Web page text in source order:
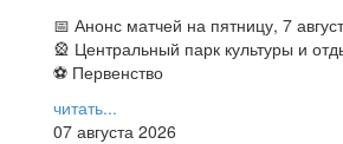
📅 Анонс матчей на пятницу, 7
🎡 Центральный парк культуры и
⚽ Первенство
читать...
07 августа 2026